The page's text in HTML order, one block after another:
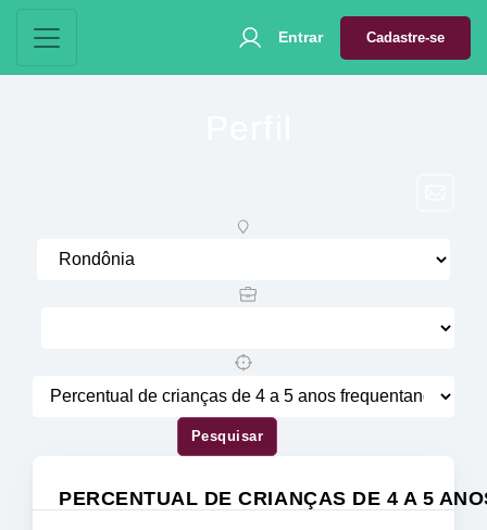
Entrar Cadastre-se
Pesquisar
PERCENTUAL DE CRIANÇAS DE 4 A 5